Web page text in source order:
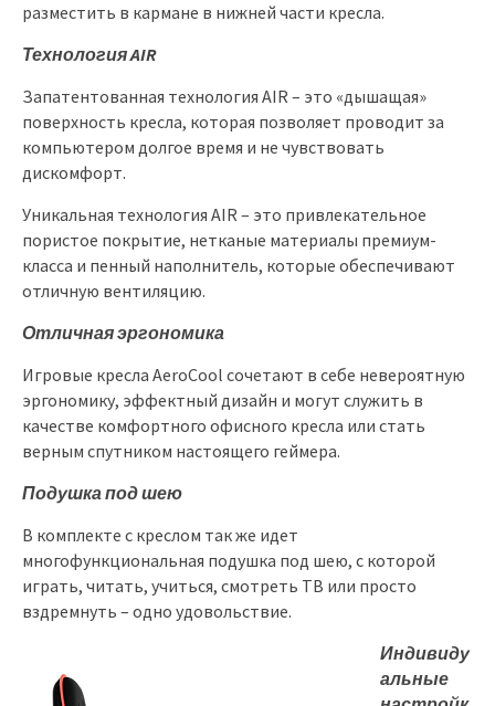
разместить в кармане в нижней части кресла.
Технология AIR
Запатентованная технология AIR – это «дышащая»
поверхность кресла, которая позволяет проводит за
компьютером долгое время и не чувствовать
дискомфорт.
Уникальная технология AIR – это привлекательное
пористое покрытие, нетканые материалы премиум-
класса и пенный наполнитель, которые обеспечивают
отличную вентиляцию.
Отличная эргономика
Игровые кресла AeroCool сочетают в себе невероятную
эргономику, эффектный дизайн и могут служить в
качестве комфортного офисного кресла или стать
верным спутником настоящего геймера.
Подушка под шею
В комплекте с креслом так же идет
многофункциональная подушка под шею, с которой
играть, читать, учиться, смотреть ТВ или просто
вздремнуть – одно удовольствие.
Индивиду
альные